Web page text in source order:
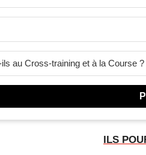
au Cross-training et à la Course ?
ILS